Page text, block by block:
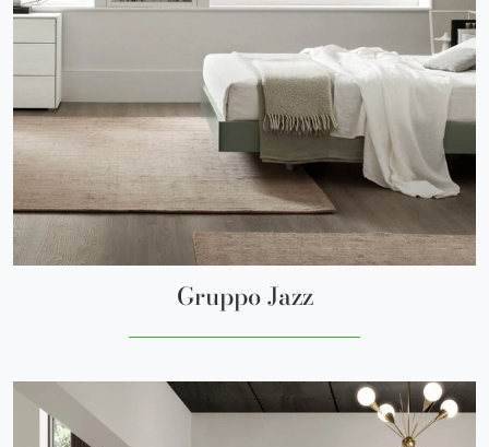
Gruppo Jazz